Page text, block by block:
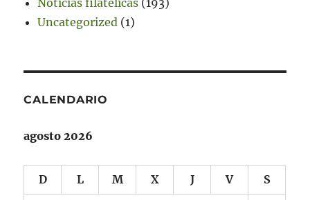
Uncategorized (1)
CALENDARIO
agosto 2026
D L M X J V S